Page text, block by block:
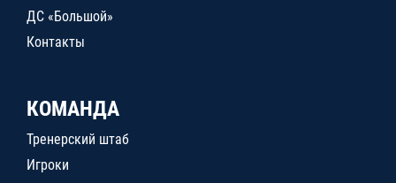
ДС «Большой»
Контакты
КОМАНДА
Тренерский штаб
Игроки